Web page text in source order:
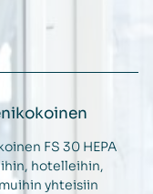
FS 30 HEPA
hotelleihin,
yhteisiin